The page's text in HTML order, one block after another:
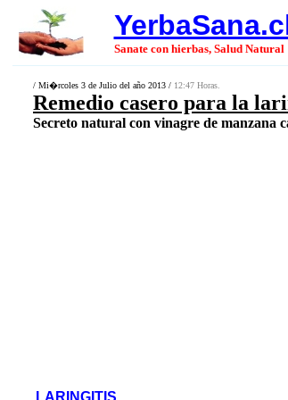
Sanate con hierbas, Salud Natural
/ Mi�rcoles 3 de Julio del año 2013 / 12:47 Horas.
Remedio casero para la
Secreto natural con vinagre de manzana
LARINGITIS